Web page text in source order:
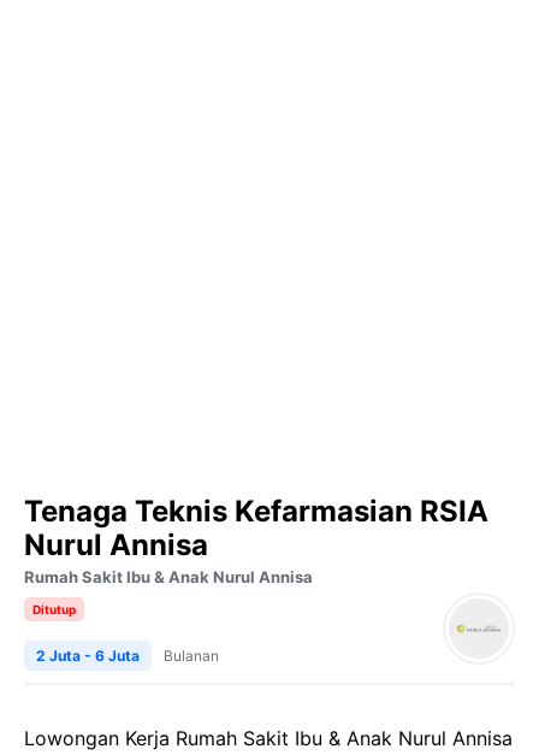
Tenaga Teknis Kefarmasian RSIA
Nurul Annisa
Rumah Sakit Ibu & Anak Nurul Annisa
Ditutup
2 Juta - 6 Juta Bulanan
Lowongan Kerja Rumah Sakit Ibu & Anak Nurul Annisa